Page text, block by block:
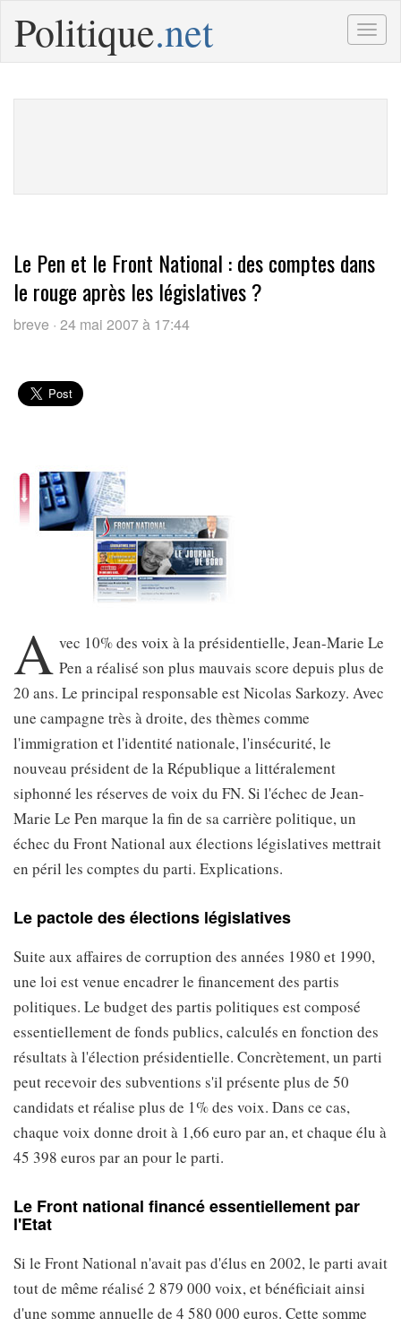
Politique.net
Le Pen et le Front National : des comptes dans
le rouge après les législatives ?
breve · 24 mai 2007 à 17:44
A vec 10% des voix à la présidentielle, Jean-Marie Le
Pen a réalisé son plus mauvais score depuis plus de
20 ans. Le principal responsable est Nicolas Sarkozy. Avec
une campagne très à droite, des thèmes comme
l'immigration et l'identité nationale, l'insécurité, le
nouveau président de la République a littéralement
siphonné les réserves de voix du FN. Si l'échec de Jean-
Marie Le Pen marque la fin de sa carrière politique, un
échec du Front National aux élections législatives mettrait
en péril les comptes du parti. Explications.
Le pactole des élections législatives
Suite aux affaires de corruption des années 1980 et 1990,
une loi est venue encadrer le financement des partis
politiques. Le budget des partis politiques est composé
essentiellement de fonds publics, calculés en fonction des
résultats à l'élection présidentielle. Concrètement, un parti
peut recevoir des subventions s'il présente plus de 50
candidats et réalise plus de 1% des voix. Dans ce cas,
chaque voix donne droit à 1,66 euro par an, et chaque élu à
45 398 euros par an pour le parti.
Le Front national financé essentiellement par
l'Etat
Si le Front National n'avait pas d'élus en 2002, le parti avait
tout de même réalisé 2 879 000 voix, et bénéficiait ainsi
d'une somme annuelle de 4 580 000 euros. Cette somme